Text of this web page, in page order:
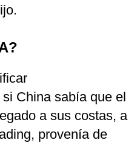
China sabía que el
a sus costas, a
provenía de